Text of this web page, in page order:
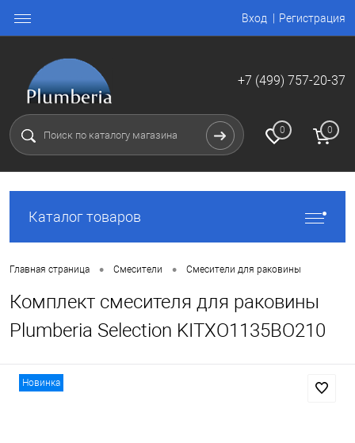
Вход Регистрация
+7 (499) 757-20-37
0 0
Каталог товаров
Главная страница • Смесители • Смесители для раковины
Комплект смесителя для раковины
Plumberia Selection KITXO1135BO210
Новинка